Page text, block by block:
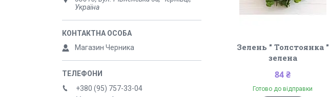
Зелень " Толстоянка "
зелена
84 ₴
Готово до відправки
Україна
Магазин Черника
+380 (95) 757-33-04